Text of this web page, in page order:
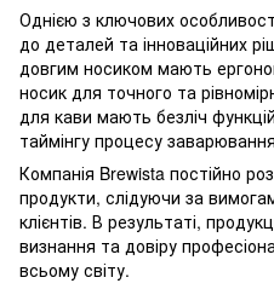
Однією з ключових
до деталей та інноваційних
довгим носиком мають
носик для точного та
для кави мають безліч
таймінгу процесу
Компанія Brewista постійно
продукти, слідуючи за
клієнтів. В результаті,
визнання та довіру
всьому світу.